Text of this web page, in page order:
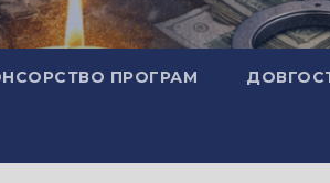
ПРОГРАМ